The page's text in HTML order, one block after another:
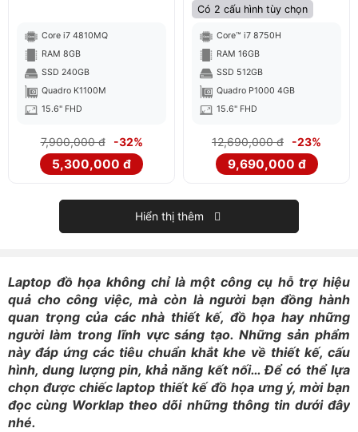
Core i7 4810MQ
RAM 8GB
SSD 240GB
Quadro K1100M
15.6" FHD
7,900,000 đ -32%
5,300,000 đ
Có 2 cấu hình tùy chọn
Core™ i7 8750H
RAM 16GB
SSD 512GB
Quadro P1000 4GB
15.6" FHD
12,690,000 đ -23%
9,690,000 đ
Hiển thị thêm
Laptop đồ họa không chỉ là một công cụ hỗ trợ hiệu
quả cho công việc, mà còn là người bạn đồng hành
quan trọng của các nhà thiết kế, đồ họa hay những
người làm trong lĩnh vực sáng tạo. Những sản phẩm
này đáp ứng các tiêu chuẩn khắt khe về thiết kế, cấu
hình, dung lượng pin, khả năng kết nối… Để có thể lựa
chọn được chiếc laptop thiết kế đồ họa ưng ý, mời bạn
đọc cùng Worklap theo dõi những thông tin dưới đây
nhé.